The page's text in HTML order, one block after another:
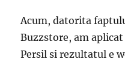
Acum, datorita
Buzzstore, am
Persil si rezultatul e